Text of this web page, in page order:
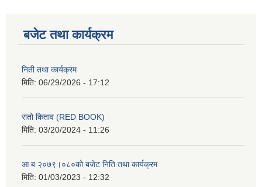
बजेट तथा कार्यक्रम
निती तथा कार्यक्रम
मिति: 06/29/2026 - 17:12
रातो किताव (RED BOOK)
मिति: 03/20/2024 - 11:26
आ ब २०७९।०८०को बजेट निति तथा कार्यक्रम
मिति: 01/03/2023 - 12:32